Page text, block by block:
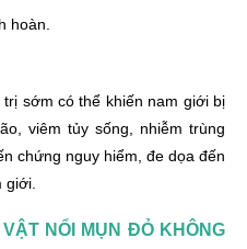
hoàn.
sớm có thể khiến nam giới bị
viêm tủy sống, nhiễm trùng
chứng nguy hiểm, đe dọa đến
giới.
NỔI MỤN ĐỎ KHÔNG